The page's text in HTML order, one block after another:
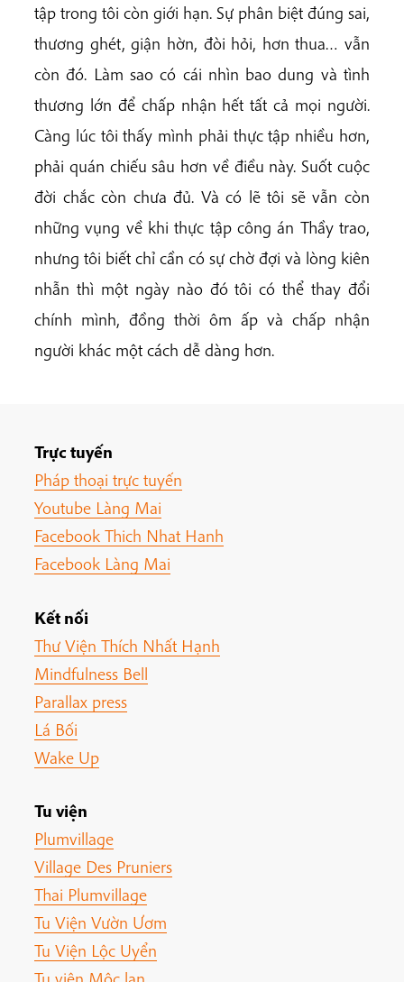
tập trong tôi còn giới hạn. Sự phân biệt đúng sai,
thương ghét, giận hờn, đòi hỏi, hơn thua… vẫn
còn đó. Làm sao có cái nhìn bao dung và tình
thương lớn để chấp nhận hết tất cả mọi người.
Càng lúc tôi thấy mình phải thực tập nhiều hơn,
phải quán chiếu sâu hơn về điều này. Suốt cuộc
đời chắc còn chưa đủ. Và có lẽ tôi sẽ vẫn còn
những vụng về khi thực tập công án Thầy trao,
nhưng tôi biết chỉ cần có sự chờ đợi và lòng kiên
nhẫn thì một ngày nào đó tôi có thể thay đổi
chính mình, đồng thời ôm ấp và chấp nhận
người khác một cách dễ dàng hơn.
Trực tuyến
Pháp thoại trực tuyến
Youtube Làng Mai
Facebook Thich Nhat Hanh
Facebook Làng Mai
Kết nối
Thư Viện Thích Nhất Hạnh
Mindfulness Bell
Parallax press
Lá Bối
Wake Up
Tu viện
Plumvillage
Village Des Pruniers
Thai Plumvillage
Tu Viện Vườn Ươm
Tu Viện Lộc Uyển